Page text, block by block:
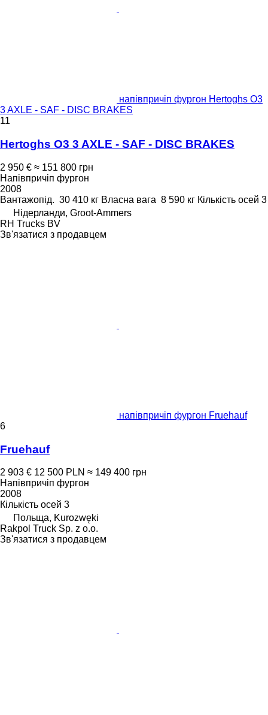
напівпричіп фургон Hertoghs O3
3 AXLE - SAF - DISC BRAKES
11
Hertoghs O3 3 AXLE - SAF - DISC BRAKES
2 950 € ≈ 151 800 грн
Напівпричіп фургон
2008
Вантажопід. 30 410 кг Власна вага 8 590 кг Кількість осей 3
Нідерланди, Groot-Ammers
RH Trucks BV
Зв'язатися з продавцем
напівпричіп фургон Fruehauf
6
Fruehauf
2 903 € 12 500 PLN ≈ 149 400 грн
Напівпричіп фургон
2008
Кількість осей 3
Польща, Kurozwęki
Rakpol Truck Sp. z o.o.
Зв'язатися з продавцем